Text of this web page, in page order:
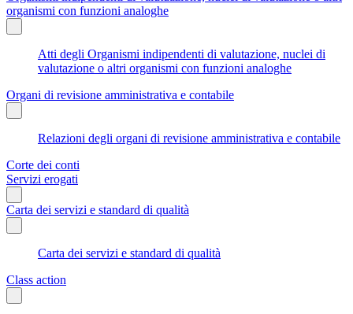
organismi con funzioni analoghe
Atti degli Organismi indipendenti di valutazione, nuclei di
valutazione o altri organismi con funzioni analoghe
Organi di revisione amministrativa e contabile
Relazioni degli organi di revisione amministrativa e contabile
Corte dei conti
Servizi erogati
Carta dei servizi e standard di qualità
Carta dei servizi e standard di qualità
Class action